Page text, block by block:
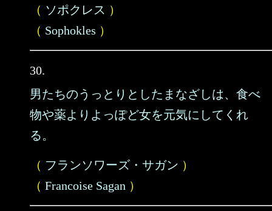
（ ソポクレス ）
（ Sophokles ）
30.
男たちのうっとりとしたまなざしは、食べ
物や薬よりよっぽど女を元気にしてくれ
る。
（ フランソワーズ・サガン ）
（ Francoise Sagan ）